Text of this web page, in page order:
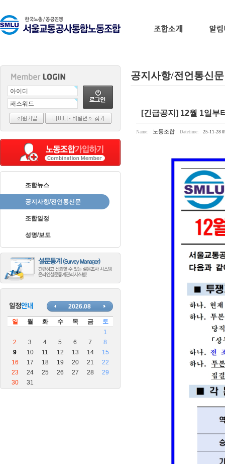
조합뉴스
공지사항/전언통신문
조합일정
성명/보도
공지사항/전언통신문
마
[긴급공지] 12월 1일부
Name: 노동조합 Datetime: 25-11-28